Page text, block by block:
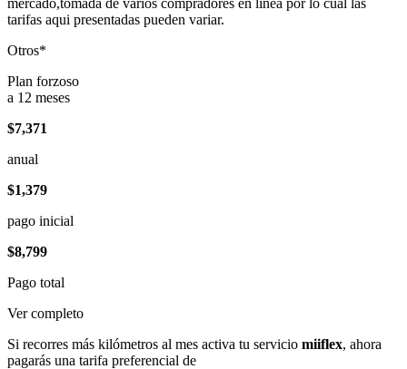
tarifas aqui presentadas pueden variar.
Otros*
Plan forzoso
a 12 meses
$7,371
anual
$1,379
pago inicial
$8,799
Pago total
Ver completo
Si recorres más kilómetros al mes activa tu servicio miiflex, ahora
pagarás una tarifa preferencial de